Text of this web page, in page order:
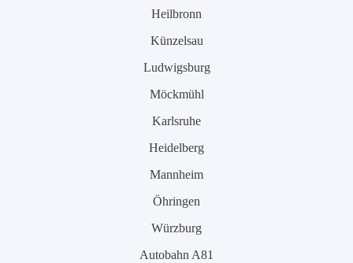
Heilbronn
Künzelsau
Ludwigsburg
Möckmühl
Karlsruhe
Heidelberg
Mannheim
Öhringen
Würzburg
Autobahn A81